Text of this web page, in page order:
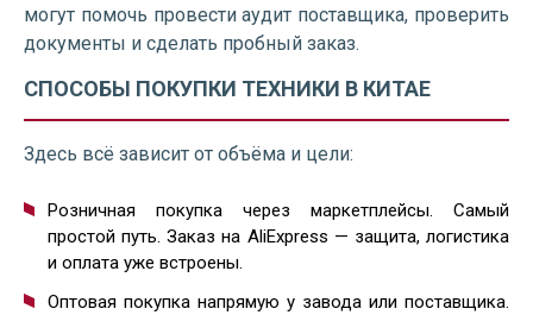
могут помочь провести аудит поставщика, проверить
документы и сделать пробный заказ.
СПОСОБЫ ПОКУПКИ ТЕХНИКИ В КИТАЕ
Здесь всё зависит от объёма и цели:
Розничная покупка через маркетплейсы. Самый
простой путь. Заказ на AliExpress — защита, логистика
и оплата уже встроены.
Оптовая покупка напрямую у завода или поставщика.